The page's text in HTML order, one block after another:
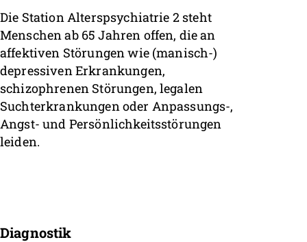
Die Station Alterspsychiatrie 2 steht
Menschen ab 65 Jahren offen, die an
affektiven Störungen wie (manisch-)
depressiven Erkrankungen,
schizophrenen Störungen, legalen
Suchterkrankungen oder Anpassungs-,
Angst- und Persönlichkeitsstörungen
leiden.
Diagnostik